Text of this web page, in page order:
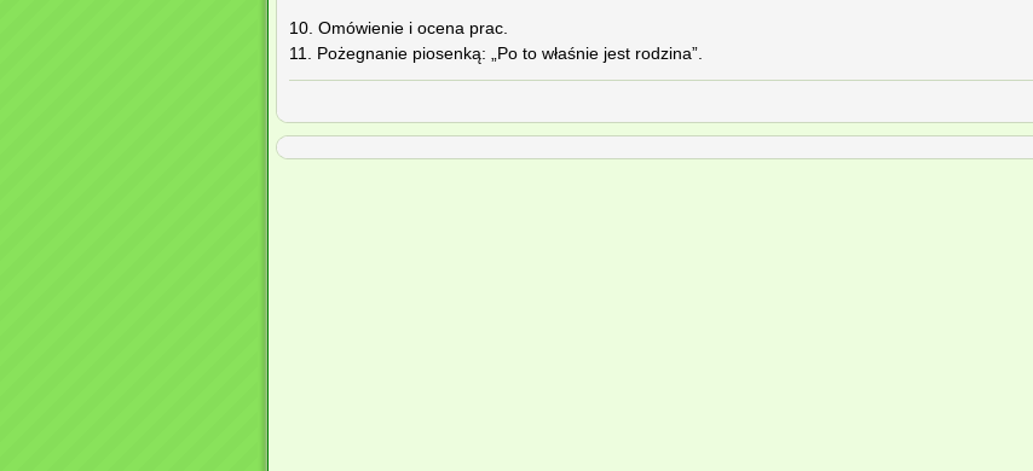
10. Omówienie i ocena prac.
11. Pożegnanie piosenką: „Po to właśnie jest rodzina”.